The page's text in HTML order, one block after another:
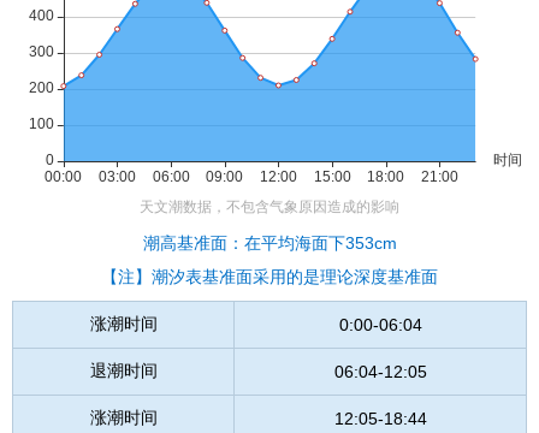
潮高基准面：在平均海面下353cm
【注】潮汐表基准面采用的是理论深度基准面
涨潮时间 0:00-06:04
退潮时间 06:04-12:05
涨潮时间 12:05-18:44